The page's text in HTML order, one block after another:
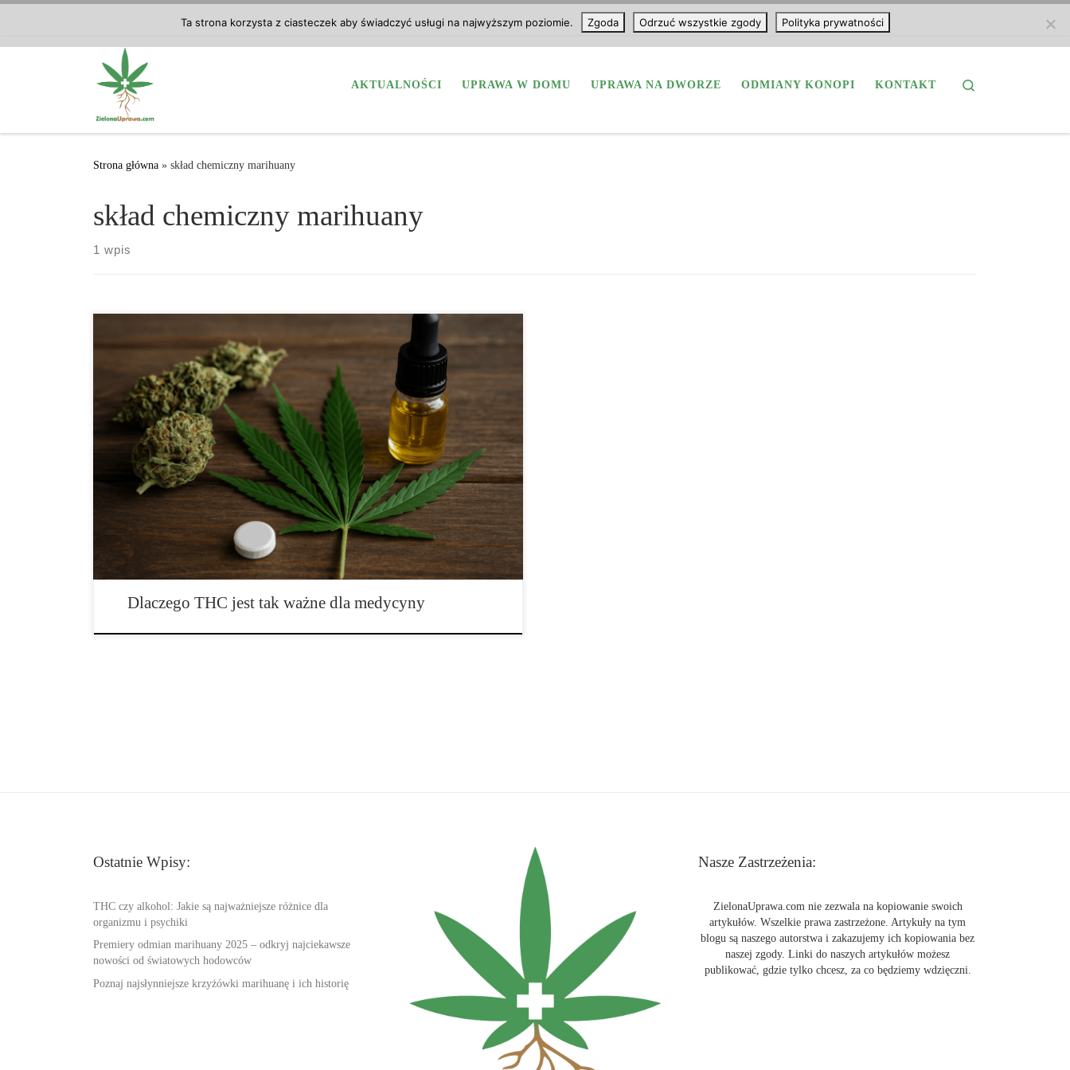
AKTUALNOŚCI UPRAWA W DOMU UPRAWA NA DWORZE ODMIANY KONOPI KONTAKT
Strona główna » skład chemiczny marihuany
skład chemiczny marihuany
1 wpis
THC – czym jest tetrahydrokannabinol i dlaczego stał się tak ważny dla medycyny?
THC, czyli delta-9-tetrahydrokannabinol, to naturalny związek chemiczny pochodzący z
konopi, który odgrywa kluczową rolę w ich działaniu biologicznym. To właśnie on
odpowiada za psychoaktywne właściwości marihuany, ale równocześnie jest cennym
składnikiem wykorzystywanym w terapii wielu schorzeń. W […]
Dlaczego THC jest tak ważne dla medycyny
Ostatnie Wpisy:
THC czy alkohol: Jakie są najważniejsze różnice dla
organizmu i psychiki
Premiery odmian marihuany 2025 – odkryj najciekawsze
nowości od światowych hodowców
Poznaj najsłynniejsze krzyżówki marihuanę i ich historię
Nasze Zastrzeżenia:
ZielonaUprawa.com nie zezwala na kopiowanie swoich
artykułów. Wszelkie prawa zastrzeżone. Artykuły na tym
blogu są naszego autorstwa i zakazujemy ich kopiowania bez
naszej zgody. Linki do naszych artykułów możesz
publikować, gdzie tylko chcesz, za co będziemy wdzięczni.
Ta strona korzysta z ciasteczek aby świadczyć usługi na najwyższym poziomie. Zgoda Odrzuć wszystkie zgody Polityka prywatności